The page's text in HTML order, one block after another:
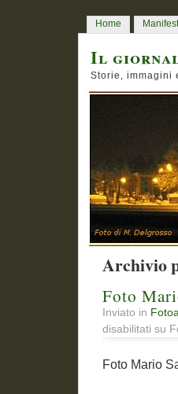
Home
Il
Storie, immagini
Archivio
Foto
Inviato in
disabilitati su
Foto Mario